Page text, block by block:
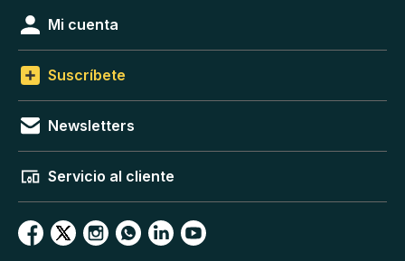
Mi cuenta
Suscríbete
Newsletters
Servicio al cliente